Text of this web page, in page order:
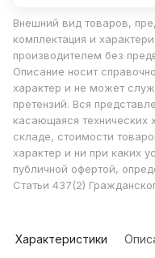
Внешний вид товаров,
комплектация и
производителем без
Описание носит
характер и не может
претензий. Вся
касающаяся технических
складе, стоимости
характер и ни при каких
публичной офертой,
Статьи 437(2)
Характеристики